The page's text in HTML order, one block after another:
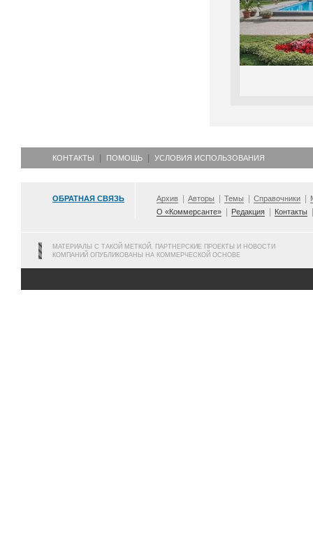
КОНТАКТЫ ПОМОЩЬ УСЛОВИЯ ИСПОЛЬЗОВАНИЯ
ОБРАТНАЯ СВЯЗЬ Архив Авторы Темы Справочники
О «Коммерсанте»
Редакция Контакты
МАТЕРИАЛЫ С ТАКОЙ МЕТКОЙ, ПАРТНЕРСКИЕ ПРОЕКТЫ И НОВОСТИ
КОМПАНИЙ ОПУБЛИКОВАНЫ НА КОММЕРЧЕСКОЙ ОСНОВЕ